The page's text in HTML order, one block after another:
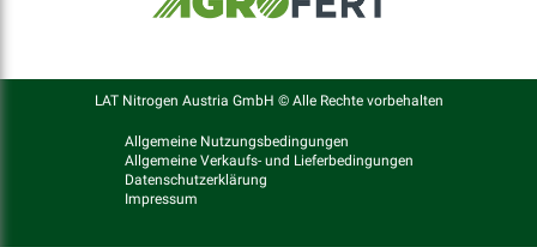
LAT Nitrogen Austria GmbH © Alle Rechte vorbehalten
Allgemeine Nutzungsbedingungen
Allgemeine Verkaufs- und Lieferbedingungen
Datenschutzerklärung
Impressum